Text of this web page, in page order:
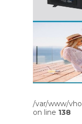
/var/www/
on line 138